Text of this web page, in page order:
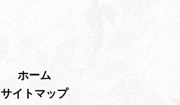
ホーム
サイトマップ